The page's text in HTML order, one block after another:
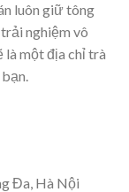
luôn giữ tông
nghiệm vô
là một địa chỉ trà
Đa, Hà Nội